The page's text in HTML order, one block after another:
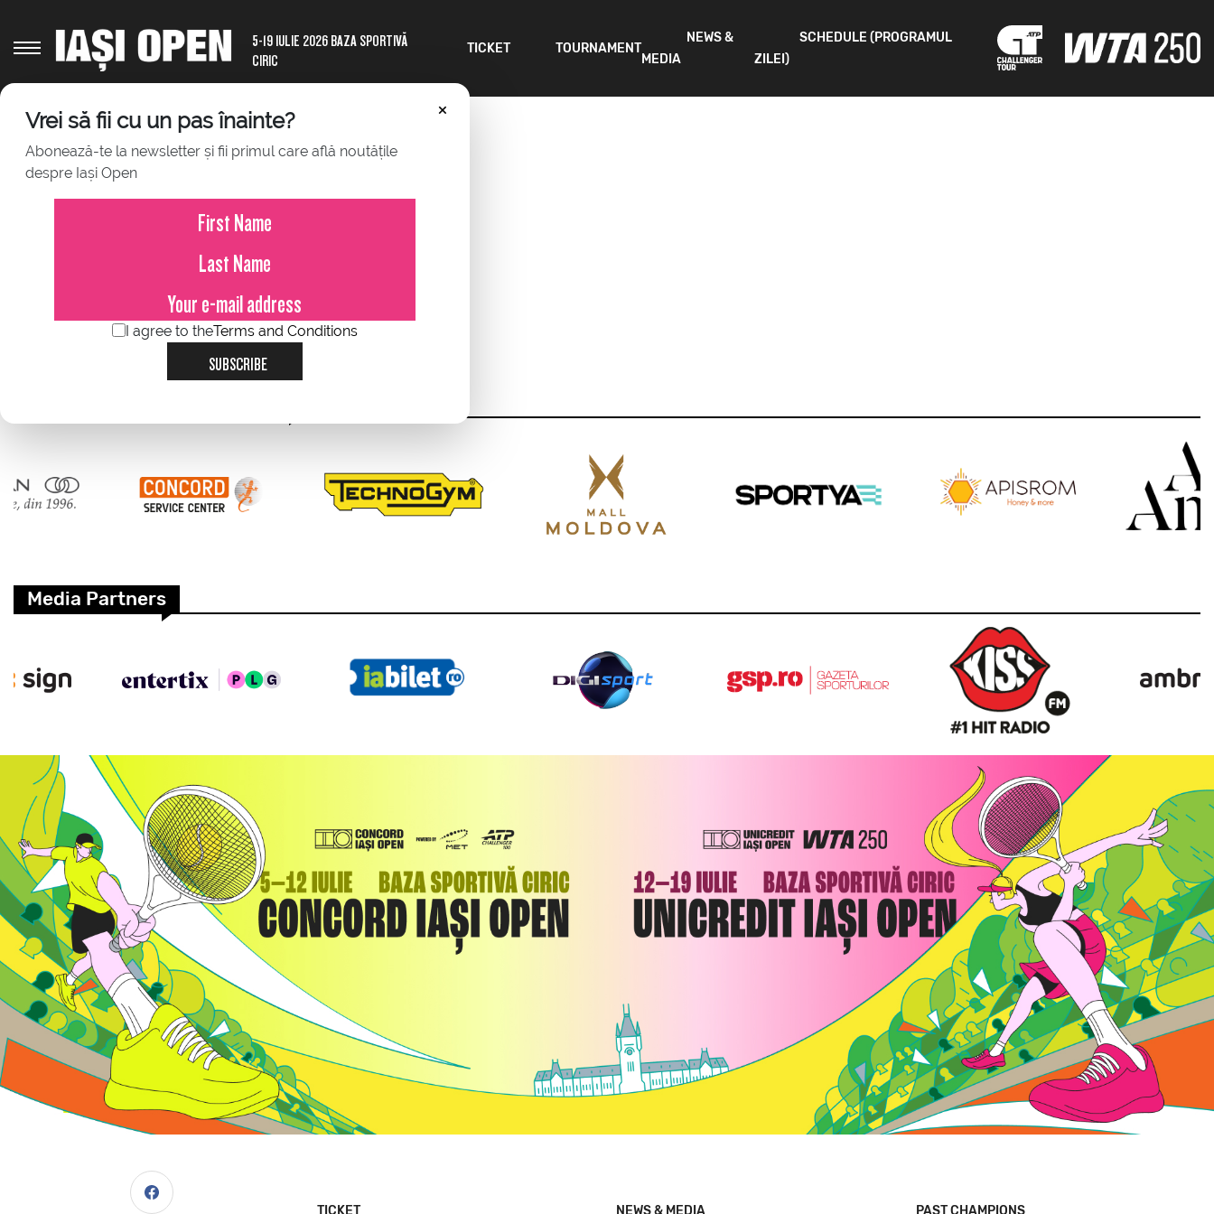
5-19 IULIE 2026 BAZA SPORTIVĂ
CIRIC
TICKET TOURNAMENT
NEWS &
MEDIA
SCHEDULE (PROGRAMUL
ZILEI)
×
Vrei să fii cu un pas înainte?
Abonează-te la newsletter și fii primul care află noutățile
despre Iași Open
I agree to theTerms and Conditions
SUBSCRIBE
ORDER OF PLAY - MONDAY, JULY 20, 2026
CENTER COURT
Start at 11:00
Mayar SHERIF (EGY)
Paula BADOSA (ESP)
Media Partners
TICKET NEWS & MEDIA PAST CHAMPIONS